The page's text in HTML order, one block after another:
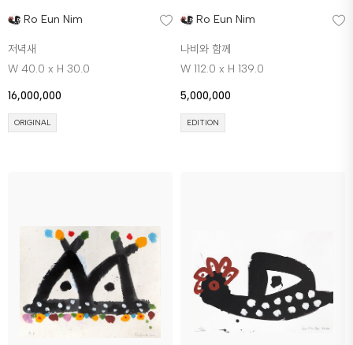
Ro Eun Nim
저녁새
W 40.0 x H 30.0
16,000,000
ORIGINAL
Ro Eun Nim
나비와 함께
W 112.0 x H 139.0
5,000,000
EDITION